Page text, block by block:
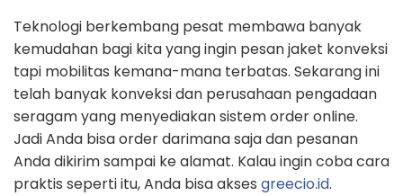
Teknologi berkembang pesat membawa banyak
kemudahan bagi kita yang ingin pesan jaket konveksi
tapi mobilitas kemana-mana terbatas. Sekarang ini
telah banyak konveksi dan perusahaan pengadaan
seragam yang menyediakan sistem order online.
Jadi Anda bisa order darimana saja dan pesanan
Anda dikirim sampai ke alamat. Kalau ingin coba cara
praktis seperti itu, Anda bisa akses greecio.id.